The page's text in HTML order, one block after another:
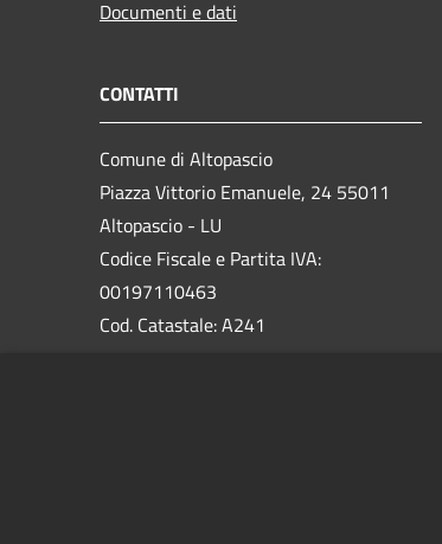
Documenti e dati
CONTATTI
Comune di Altopascio
Piazza Vittorio Emanuele, 24 55011
Altopascio - LU
Codice Fiscale e Partita IVA:
00197110463
Cod. Catastale: A241